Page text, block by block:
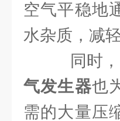
空气平稳地
水杂质，减
同时，
气发生器也
需的大量压